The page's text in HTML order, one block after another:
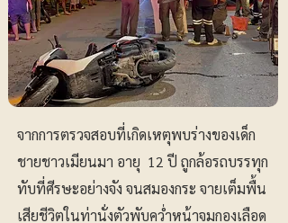
จากการตรวจสอบที่เกิดเหตุพบร่างของเด็ก
ชายชาวเมียนมา อายุ 12 ปี ถูกล้อรถบรรทุก
ทับที่ศีรษะอย่างจัง จนสมองกระ จายเต็มพื้น
เสียชีวิตในท่านั่งตัวพับคว่ำหน้าจมกองเลือด